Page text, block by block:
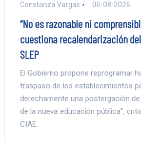
Constanza Vargas 06-08-2026
“No es razonable ni
cuestiona recalendarización
SLEP
El Gobierno propone reprogramar
traspaso de los establecimientos
derechamente una postergación
de la nueva educación pública”,
CIAE.